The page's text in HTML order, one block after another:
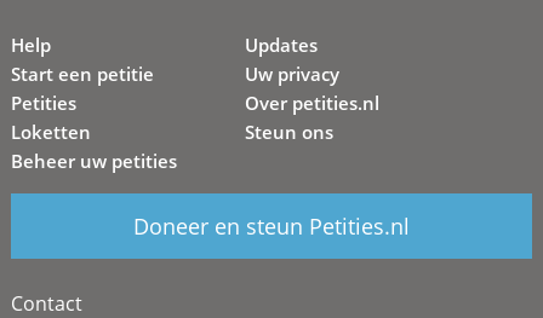
Help
Start een petitie
Petities
Loketten
Beheer uw petities
Updates
Uw privacy
Over petities.nl
Steun ons
Doneer en steun Petities.nl
Contact